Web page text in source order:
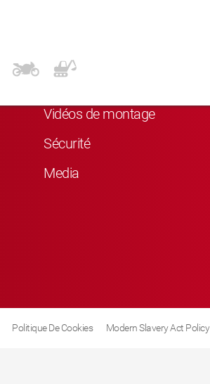
Vidéos de montage
Sécurité
Media
Politique De Cookies Modern Slavery Act Policy